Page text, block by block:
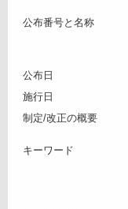
公布番号と名称
公布日
施行日
制定/改正の概要
キーワード